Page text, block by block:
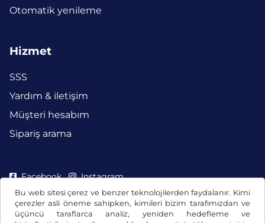
Bu web sitesi çerez ve benzer teknolojilerden faydalanır. Kimi
çerezler asli öneme sahipken, kimileri bizim tarafımızdan ve
üçüncü taraflarca analiz, yeniden hedefleme ve
Otomatik yenileme
Hizmet
SSS
Yardım & iletişim
Müşteri hesabım
Sipariş arama
Facebook Instagram